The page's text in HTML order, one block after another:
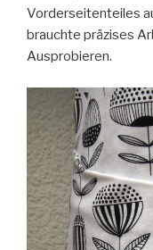
Vorderseitenteiles
brauchte präzises
Ausprobieren.